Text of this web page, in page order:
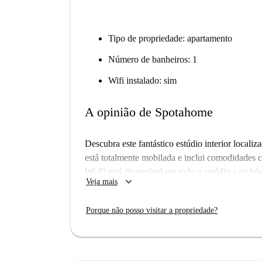
Tipo de propriedade: apartamento
Número de banheiros: 1
Wifi instalado: sim
A opinião de Spotahome
Descubra este fantástico estúdio interior
está totalmente mobilada e inclui comodidades
Wi-Fi está disponível em todo o estúdio e os
permitido fumar nem animais de estimação na
tornando-o uma ótima opção para a sua próxima
Situado no vibrante bairro de Marconi, o
Veja mais keyboard_arrow_down
Porque não posso visitar a propriedade?